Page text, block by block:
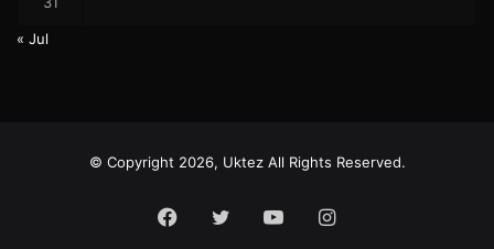
« Jul
© Copyright 2026, Uktez All Rights Reserved.
Facebook
Twitter YouTubeInstagram